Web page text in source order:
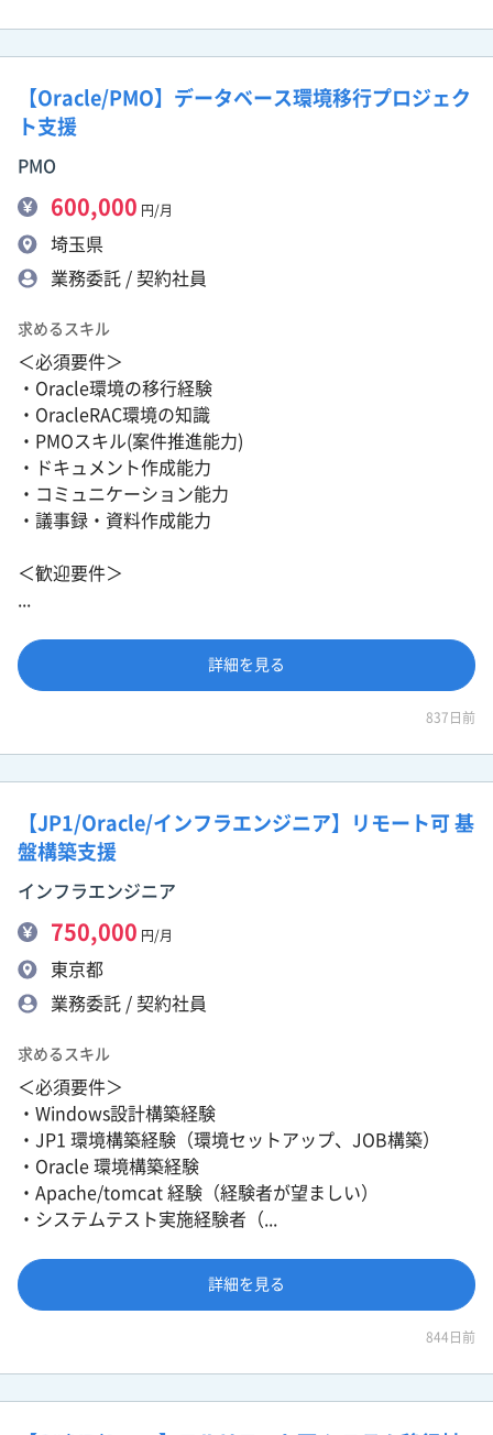
【Oracle/PMO】データベース環境移行プロジェク
ト支援
PMO
600,000 円/月
埼玉県
業務委託 / 契約社員
求めるスキル
＜必須要件＞
・Oracle環境の移行経験
・OracleRAC環境の知識
・PMOスキル(案件推進能力)
・ドキュメント作成能力
・コミュニケーション能力
・議事録・資料作成能力
＜歓迎要件＞
詳細を見る
837日前
【JP1/Oracle/インフラエンジニア】リモート可 基
盤構築支援
インフラエンジニア
750,000 円/月
東京都
業務委託 / 契約社員
求めるスキル
＜必須要件＞
・Windows設計構築経験
・JP1 環境構築経験（環境セットアップ、JOB構築）
・Oracle 環境構築経験
・Apache/tomcat 経験（経験者が望ましい）
・システムテスト実施経験者（...
詳細を見る
844日前